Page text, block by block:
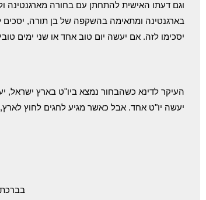
וגם דעתו האישית להתחתן עם בחורה מארגנטינה
בארגנטינה ומתאימה בהשקפה של בן תורה,
יסכימו לזה. אם יעשה יום טוב אחד או שני ימים
העיקר לדינא כשהבחור נמצא ביו"ט בארץ
יעשה יו"ט אחד. אבל כאשר מגיע לחגים לחוץ לארץ,